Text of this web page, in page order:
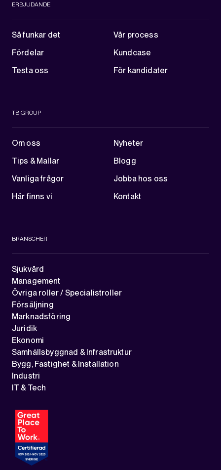
ERBJUDANDE
Så funkar det
Vår process
Fördelar
Kundcase
Testa oss
För kandidater
TB GROUP
Om oss
Nyheter
Tips & Mallar
Blogg
Vanliga frågor
Jobba hos oss
Här finns vi
Kontakt
BRANSCHER
Sjukvård
Management
Övriga roller / Specialistroller
Försäljning
Marknadsföring
Juridik
Ekonomi
Samhällsbyggnad & Infrastruktur
Bygg, Fastighet & Installation
Industri
IT & Tech